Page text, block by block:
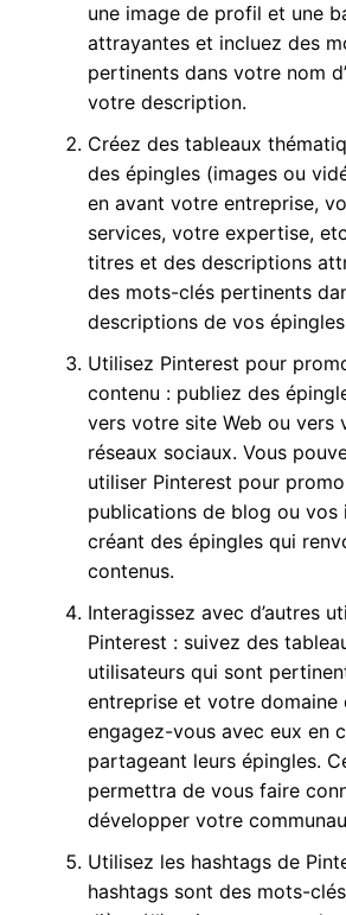
une image de profil et une
attrayantes et incluez des
pertinents dans votre nom
votre description.
Créez des tableaux
des épingles (images ou
en avant votre entreprise,
services, votre expertise,
titres et des descriptions
des mots-clés pertinents
descriptions de vos
Utilisez Pinterest pour
contenu : publiez des
vers votre site Web ou vers
réseaux sociaux. Vous
utiliser Pinterest pour
publications de blog ou vos
créant des épingles qui
contenus.
Interagissez avec d’autres
Pinterest : suivez des
utilisateurs qui sont
entreprise et votre domaine
engagez-vous avec eux en
partageant leurs épingles.
permettra de vous faire
développer votre
Utilisez les hashtags de
hashtags sont des mots-